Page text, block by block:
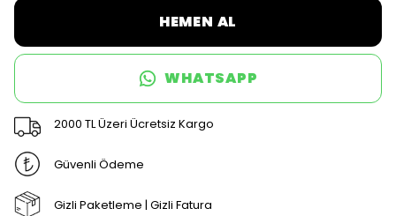
HEMEN AL
WHATSAPP
2000 TL Üzeri Ücretsiz Kargo
Güvenli Ödeme
Gizli Paketleme | Gizli Fatura